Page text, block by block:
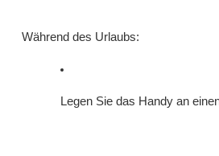
Während des Urlaubs:
Legen Sie das Handy an